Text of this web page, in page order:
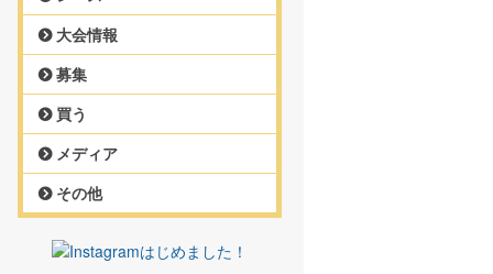
大会情報
募集
買う
メディア
その他